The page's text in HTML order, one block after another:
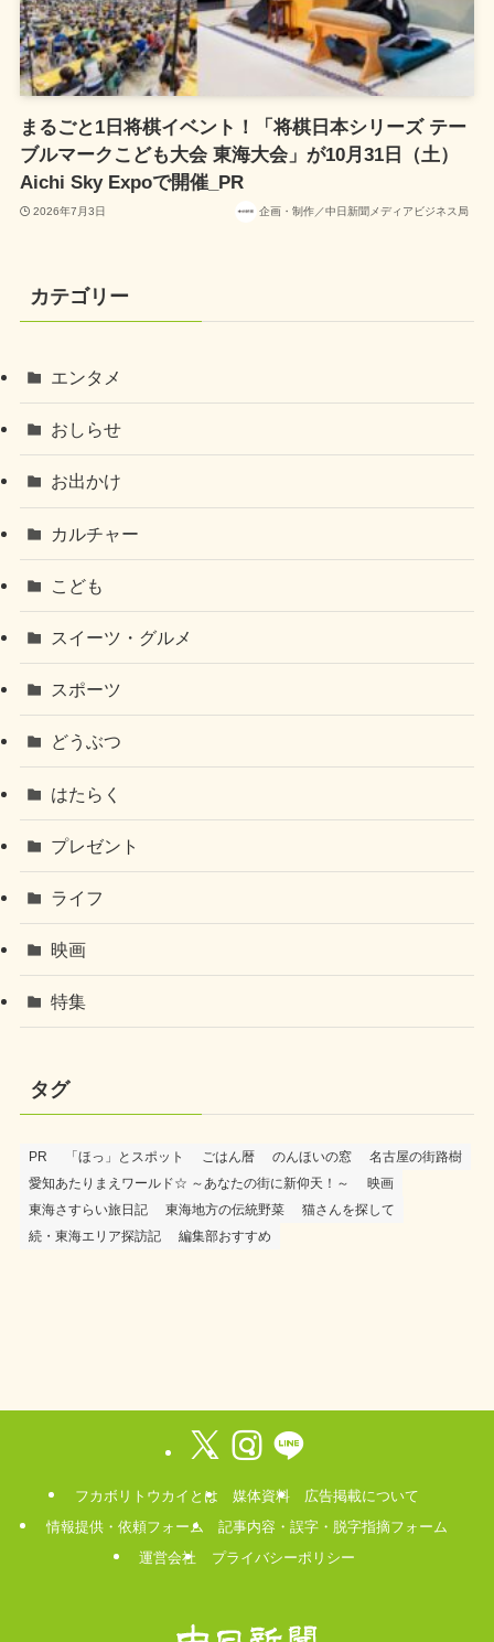
まるごと1日将棋イベント！「将棋日本シリーズ テー
ブルマークこども大会 東海大会」が10月31日（土）
Aichi Sky Expoで開催_PR
2026年7月3日 企画・制作／中日新聞メディアビジネス局
カテゴリー
エンタメ
おしらせ
お出かけ
カルチャー
こども
スイーツ・グルメ
スポーツ
どうぶつ
はたらく
プレゼント
ライフ
映画
特集
タグ
PR 「ほっ」とスポット ごはん暦 のんほいの窓
名古屋の街路樹
愛知あたりまえワールド☆ ～あなたの街に新仰天！～
映画
東海さすらい旅日記
東海地方の伝統野菜
猫さんを探して
続・東海エリア探訪記
編集部おすすめ
フカボリトウカイとは 媒体資料
広告掲載について
情報提供・依頼フォーム
記事内容・誤字・脱字指摘フォーム
運営会社
プライバシーポリシー